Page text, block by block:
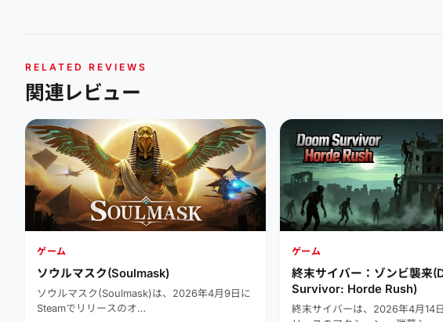
RELATED REVIEWS
関連レビュー
ゲーム
ソウルマスク(Soulmask)
ソウルマスク(Soulmask)は、2026年4月9日に
Steamでリリースのオ…
ゲーム
終末サイバー：ゾンビ襲来
Survivor: Horde Rush)
終末サイバーは、2026年4月14